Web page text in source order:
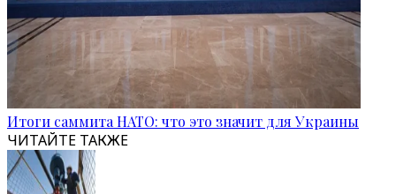
Итоги саммита НАТО: что это значит для Украины
ЧИТАЙТЕ ТАКЖЕ